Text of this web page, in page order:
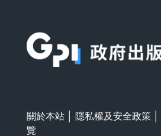
關於本站 隱私權及安全政策
覽